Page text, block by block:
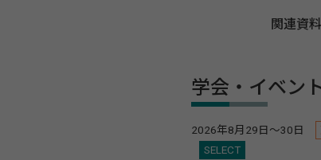
関連資
学会・イベン
2026年8月29日～30日
SELECT